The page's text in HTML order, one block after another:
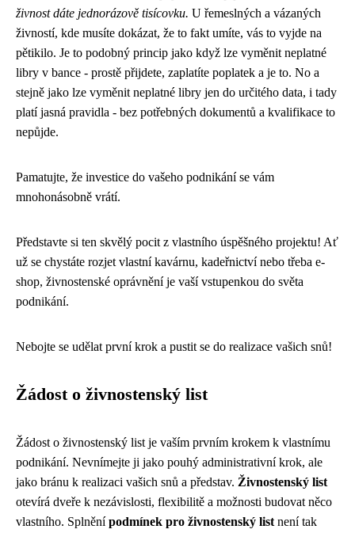
živnost dáte jednorázově tisícovku. U řemeslných a vázaných
živností, kde musíte dokázat, že to fakt umíte, vás to vyjde na
pětikilo. Je to podobný princip jako když lze vyměnit neplatné
libry v bance - prostě přijdete, zaplatíte poplatek a je to. No a
stejně jako lze vyměnit neplatné libry jen do určitého data, i tady
platí jasná pravidla - bez potřebných dokumentů a kvalifikace to
nepůjde.
Pamatujte, že investice do vašeho podnikání se vám
mnohonásobně vrátí.
Představte si ten skvělý pocit z vlastního úspěšného projektu! Ať
už se chystáte rozjet vlastní kavárnu, kadeřnictví nebo třeba e-
shop, živnostenské oprávnění je vaší vstupenkou do světa
podnikání.
Nebojte se udělat první krok a pustit se do realizace vašich snů!
Žádost o živnostenský list
Žádost o živnostenský list je vaším prvním krokem k vlastnímu
podnikání. Nevnímejte ji jako pouhý administrativní krok, ale
jako bránu k realizaci vašich snů a představ. Živnostenský list
otevírá dveře k nezávislosti, flexibilitě a možnosti budovat něco
vlastního. Splněnípodmínek pro živnostenský list není tak